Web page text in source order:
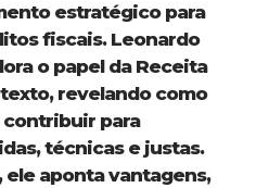
estratégico para
fiscais. Leonardo
o papel da Receita
revelando como
para
técnicas e justas.
ele aponta vantagens,